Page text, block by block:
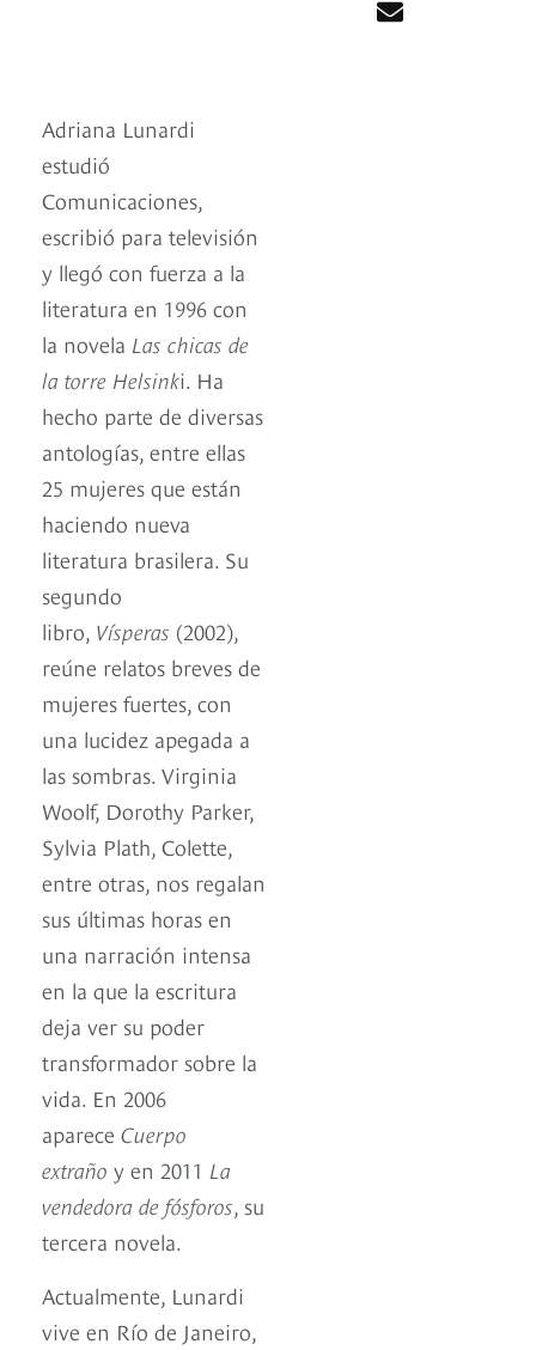
Adriana Lunardi
estudió
Comunicaciones,
escribió para televisión
y llegó con fuerza a la
literatura en 1996 con
la novela Las chicas de
la torre Helsinki. Ha
hecho parte de diversas
antologías, entre ellas
25 mujeres que están
haciendo nueva
literatura brasilera. Su
segundo
libro, Vísperas (2002),
reúne relatos breves de
mujeres fuertes, con
una lucidez apegada a
las sombras. Virginia
Woolf, Dorothy Parker,
Sylvia Plath, Colette,
entre otras, nos regalan
sus últimas horas en
una narración intensa
en la que la escritura
deja ver su poder
transformador sobre la
vida. En 2006
aparece Cuerpo
extraño y en 2011 La
vendedora de fósforos, su
tercera novela.
Actualmente, Lunardi
vive en Río de Janeiro,